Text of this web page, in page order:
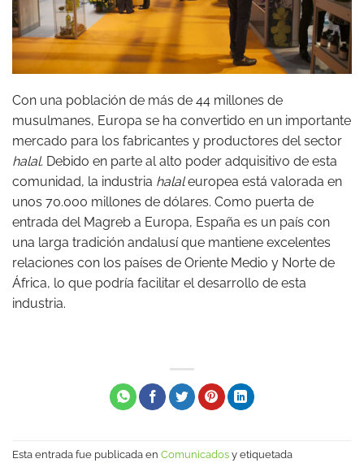
Con una población de más de 44 millones de
musulmanes, Europa se ha convertido en un importante
mercado para los fabricantes y productores del sector
halal. Debido en parte al alto poder adquisitivo de esta
comunidad, la industria halaleuropea está valorada en
unos 70.000 millones de dólares. Como puerta de
entrada del Magreb a Europa, España es un país con
una larga tradición andalusí que mantiene excelentes
relaciones con los países de Oriente Medio y Norte de
África, lo que podría facilitar el desarrollo de esta
industria.
Esta entrada fue publicada en Comunicados y etiquetada